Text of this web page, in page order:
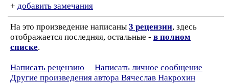
+ добавить замечания
На это произведение написаны 3 рецензии, здесь
отображается последняя, остальные - в полном
списке.
Написать рецензию
Написать личное сообщение
Другие произведения автора Вячеслав Накрохин